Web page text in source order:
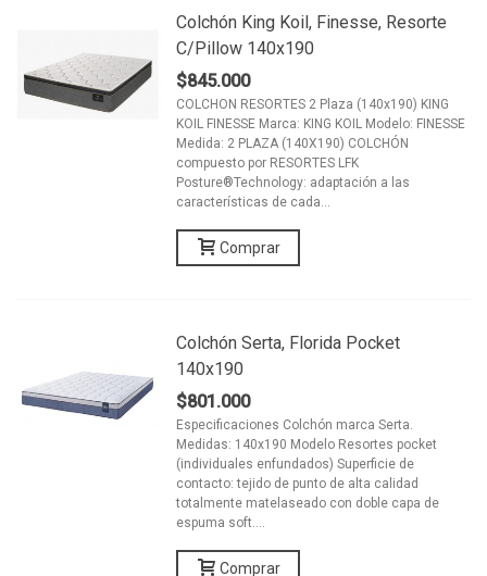
Colchón King Koil, Finesse, Resorte
C/pillow 140x190
$845.000
COLCHON RESORTES 2 Plaza (140x190) KING
KOIL FINESSE Marca: KING KOIL Modelo: FINESSE
Medida: 2 PLAZA (140X190) COLCHÓN
compuesto por RESORTES LFK
Posture®Technology: adaptación a las
características de cada...
Comprar
Colchón Serta, Florida Pocket
140x190
$801.000
Especificaciones Colchón marca Serta.
Medidas: 140x190 Modelo Resortes pocket
(individuales enfundados) Superficie de
contacto: tejido de punto de alta calidad
totalmente matelaseado con doble capa de
espuma soft....
Comprar